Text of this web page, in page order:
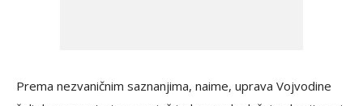
Prema nezvaničnim saznanjima, naime, uprava Vojvodine